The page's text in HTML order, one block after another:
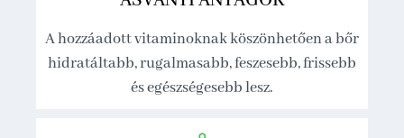
A hozzáadott vitaminoknak köszönhetően a bőr
hidratáltabb, rugalmasabb, feszesebb, frissebb
és egészségesebb lesz.